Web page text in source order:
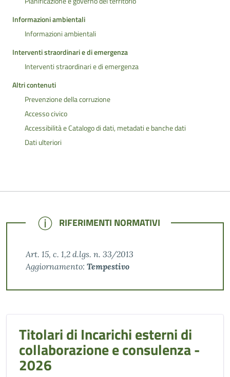
Informazioni ambientali
Informazioni ambientali
Interventi straordinari e di emergenza
Interventi straordinari e di emergenza
Altri contenuti
Prevenzione della corruzione
Accesso civico
Accessibilità e Catalogo di dati, metadati e banche dati
Dati ulteriori
NOTE
RIFERIMENTI NORMATIVI
Art. 15, c. 1,2 d.lgs. n. 33/2013
Aggiornamento: Tempestivo
Titolari di Incarichi esterni di
collaborazione e consulenza -
2026